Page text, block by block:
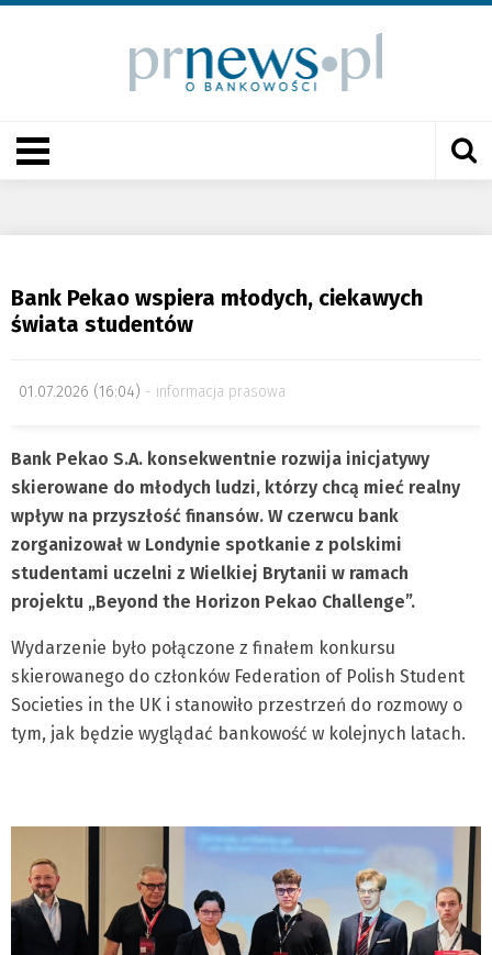
Bank Pekao wspiera młodych, ciekawych
świata studentów
01.07.2026 (16:04) informacja prasowa
Bank Pekao S.A. konsekwentnie rozwija inicjatywy
skierowane do młodych ludzi, którzy chcą mieć realny
wpływ na przyszłość finansów. W czerwcu bank
zorganizował w Londynie spotkanie z polskimi
studentami uczelni z Wielkiej Brytanii w ramach
projektu „Beyond the Horizon Pekao Challenge”.
Wydarzenie było połączone z finałem konkursu
skierowanego do członków Federation of Polish Student
Societies in the UK i stanowiło przestrzeń do rozmowy o
tym, jak będzie wyglądać bankowość w kolejnych latach.